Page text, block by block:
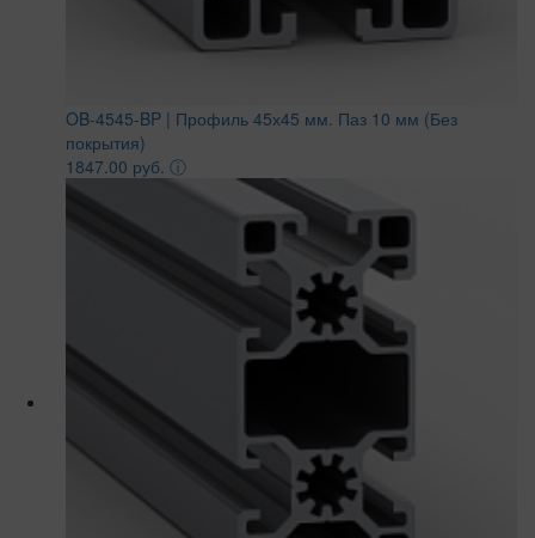
OB-4545-BP | Профиль 45х45 мм. Паз 10 мм (Без
покрытия)
1847.00 руб. ⓘ